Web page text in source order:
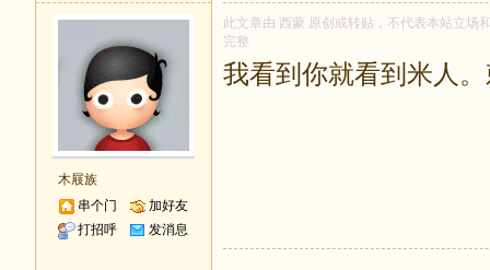
木屐族
串个门
加好友
打招呼
发消息
此文章由 西蒙 原创或转贴，不代表本站立场
完整
我看到你就看到米人